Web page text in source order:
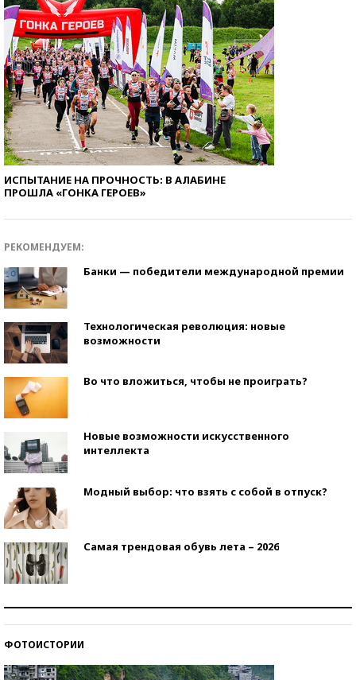
ИСПЫТАНИЕ НА ПРОЧНОСТЬ: В АЛАБИНЕ
ПРОШЛА «ГОНКА ГЕРОЕВ»
РЕКОМЕНДУЕМ:
Банки — победители международной премии
Технологическая революция: новые
возможности
Во что вложиться, чтобы не проиграть?
Новые возможности искусственного
интеллекта
Модный выбор: что взять с собой в отпуск?
Самая трендовая обувь лета – 2026
ФОТОИСТОРИИ